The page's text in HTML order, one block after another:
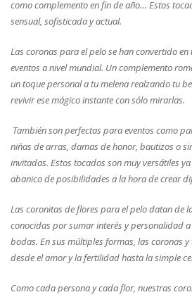
como complemento en fin de año… Estos
sensual, sofisticada y actual.
Las coronas para el pelo se han convertido
eventos a nivel mundial. Un complemento
un toque personal a tu melena realzando tu
revivir ese mágico instante con sólo mirarlas.
También son perfectas para eventos como
niñas de arras, damas de honor, bautizos o
invitadas. Estos tocados son muy versátiles
abanico de posibilidades a la hora de crear
Las coronitas de flores para el pelo datan de
conocidas por sumar interés y personalidad
bodas. En sus múltiples formas, las coronas
desde el amor y la fertilidad hasta la simple
Como cada persona y cada flor, nuestras